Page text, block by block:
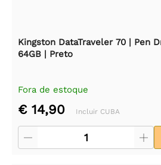
Kingston DataTraveler 70 | Pen
64GB | Preto
Fora de estoque
€ 14,90 Incluir CUBA